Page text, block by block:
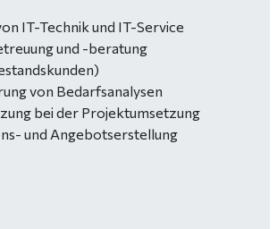
IT-Technik und IT-Service
und -beratung
von Bedarfsanalysen
bei der Projektumsetzung
und Angebotserstellung